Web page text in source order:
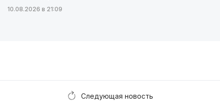
10.08.2026 в 21:09
Следующая новость